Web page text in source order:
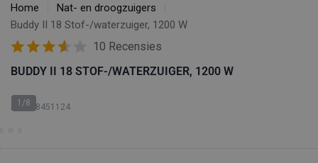
Home
Nat- en droogzuigers
Buddy II 18 Stof-/waterzuiger, 1200 W
10 Recensies
BUDDY II 18 STOF-/WATERZUIGER, 1200 W
SKU: 18451124
1/8